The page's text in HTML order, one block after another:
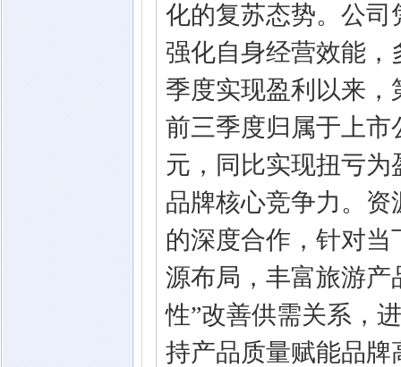
化的复苏态势。公
强化自身经营效能，
季度实现盈利以来，
前三季度归属于上市
元，同比实现扭亏
品牌核心竞争力。
的深度合作，针对
源布局，丰富旅游产
性”改善供需关系，
持产品质量赋能品